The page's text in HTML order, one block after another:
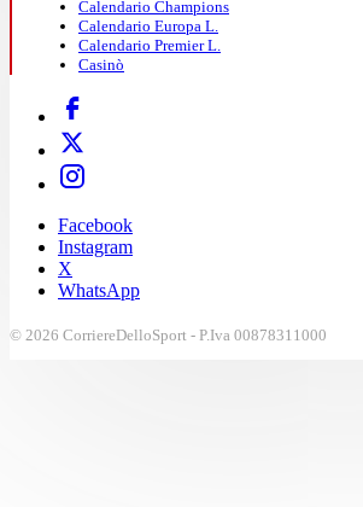
Calendario Champions
Calendario Europa L.
Calendario Premier L.
Casinò
Facebook
Instagram
X
WhatsApp
© 2026 CorriereDelloSport - P.Iva 00878311000